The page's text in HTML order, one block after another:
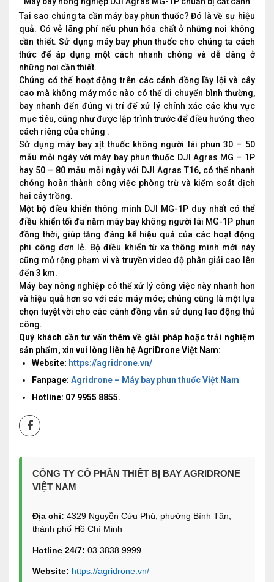
Tại sao chúng ta cần máy bay phun thuốc? Đó là về sự hiệu
quả. Có vẻ lãng phí nếu phun hóa chất ở những nơi không
cần thiết. Sử dụng máy bay phun thuốc cho chúng ta cách
thức để áp dụng một cách nhanh chóng và dễ dàng ở
những nơi cần thiết.
Chúng có thể hoạt động trên các cánh đồng lầy lội và cây
cao mà không máy móc nào có thể di chuyển bình thường,
bay nhanh đến đúng vị trí để xử lý chính xác các khu vực
mục tiêu, cũng như được lập trình trước để điều hướng theo
cách riêng của chúng .
Sử dụng máy bay xịt thuốc không người lái phun 30 – 50
mẫu mỗi ngày với máy bay phun thuốc DJI Agras MG – 1P
hay 50 – 80 mẫu mỗi ngày với DJI Agras T16, có thể nhanh
chóng hoàn thành công việc phòng trừ và kiểm soát dịch
hại cây trồng.
Một bộ điều khiển thông minh DJI MG-1P duy nhất có thể
điều khiển tối đa năm máy bay không người lái MG-1P phun
đồng thời, giúp tăng đáng kể hiệu quả của các hoạt động
phi công đơn lẻ. Bộ điều khiển từ xa thông minh mới này
cũng mở rộng phạm vi và truyền video độ phân giải cao lên
đến 3 km.
Máy bay nông nghiệp có thể xử lý công việc này nhanh hơn
và hiệu quả hơn so với các máy móc; chúng cũng là một lựa
chọn tuyệt vời cho các cánh đồng vẫn sử dụng lao động thủ
công.
Quý khách cần tư vấn thêm về giải pháp hoặc trải nghiệm
sản phẩm, xin vui lòng liên hệ AgriDrone Việt Nam:
Website: https://agridrone.vn/
Fanpage:Agridrone – Máy bay phun thuốc Việt Nam
Hotline: 07 9955 8855.
CÔNG TY CỔ PHẦN THIẾT BỊ BAY AGRIDRONE
VIỆT NAM
Địa chỉ: 4329 Nguyễn Cửu Phú, phường Bình Tân,
thành phố Hồ Chí Minh
Hotline 24/7: 03 3838 9999
Website: https://agridrone.vn/